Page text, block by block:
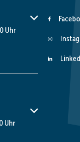
Schließzeiten
Uhr
Schließzeiten
Uhr